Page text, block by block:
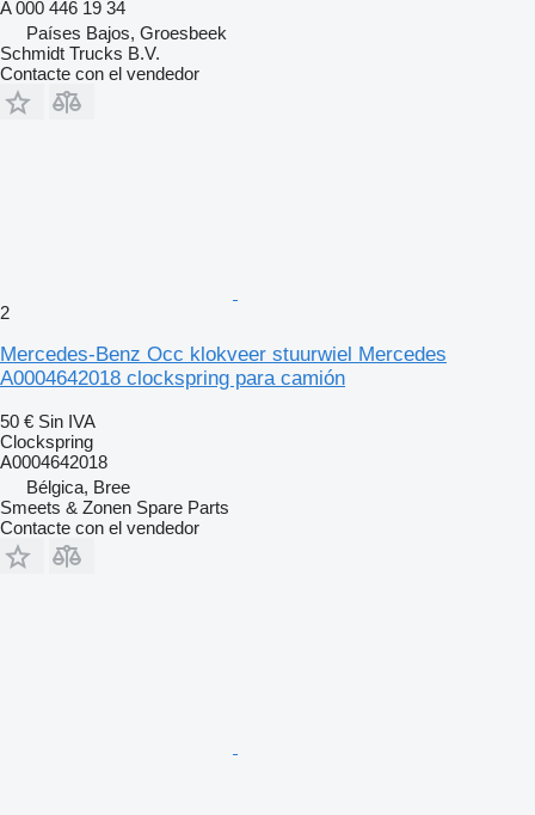
A 000 446 19 34
Países Bajos, Groesbeek
Schmidt Trucks B.V.
Contacte con el vendedor
2
Mercedes-Benz Occ klokveer stuurwiel Mercedes
A0004642018 clockspring para camión
50 € Sin IVA
Clockspring
A0004642018
Bélgica, Bree
Smeets & Zonen Spare Parts
Contacte con el vendedor